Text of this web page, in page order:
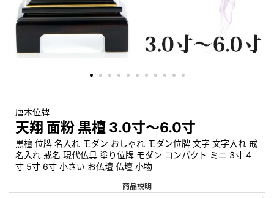
唐木位牌
天翔 面粉 黒檀 3.0寸～6.0寸
黒檀 位牌 名入れ モダン おしゃれ モダン位牌 文字 文字入れ 戒
名入れ 戒名 現代仏具 塗り位牌 モダン コンパクト ミニ 3寸 4
寸 5寸 6寸 小さい お仏壇 仏壇 小物
商品説明